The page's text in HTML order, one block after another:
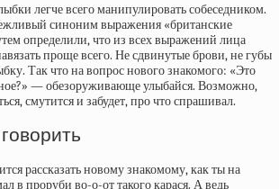
легче всего манипулировать собеседником.
синоним выражения «британские
определили, что из всех выражений лица
проще всего. Не сдвинутые брови, не губы
Так что на вопрос нового знакомого: «Это
— обезоруживающе улыбайся. Возможно,
смутится и забудет, про что спрашивал.
рассказать новому знакомому, как ты на
в проруби во-о-от такого карася. А ведь